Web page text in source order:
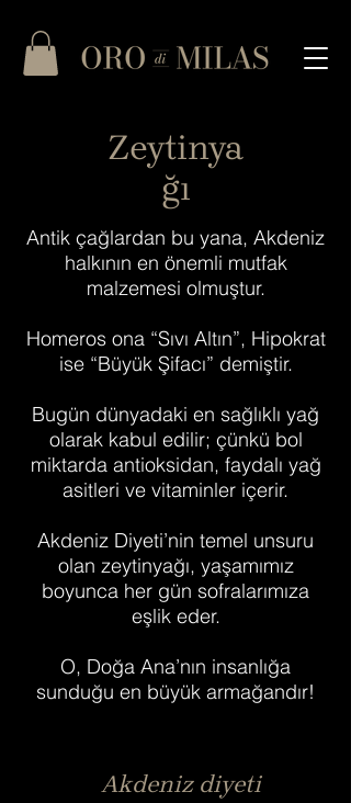
Zeytinya
ğı
Antik çağlardan bu yana, Akdeniz
halkının en önemli mutfak
malzemesi olmuştur.
Homeros ona “Sıvı Altın”, Hipokrat
ise “Büyük Şifacı” demiştir.
Bugün dünyadaki en sağlıklı yağ
olarak kabul edilir; çünkü bol
miktarda antioksidan, faydalı yağ
asitleri ve vitaminler içerir.
Akdeniz Diyeti’nin temel unsuru
olan zeytinyağı, yaşamımız
boyunca her gün sofralarımıza
eşlik eder.
O, Doğa Ana’nın insanlığa
sunduğu en büyük armağandır!
Akdeniz diyeti